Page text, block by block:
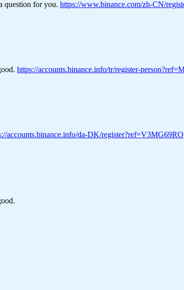
question for you. https://www.binance.com/zh-CN/
https://accounts.binance.info/tr/register-
accounts.binance.info/da-DK/register?ref=V3MG69RO